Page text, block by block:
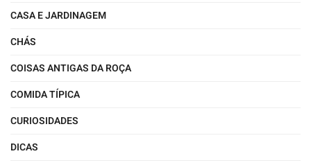
CASA E JARDINAGEM
CHÁS
COISAS ANTIGAS DA ROÇA
COMIDA TÍPICA
CURIOSIDADES
DICAS